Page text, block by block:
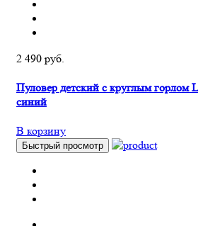
2 490 руб.
Пуловер детский с круглым горлом
синий
В корзину
Быстрый просмотр